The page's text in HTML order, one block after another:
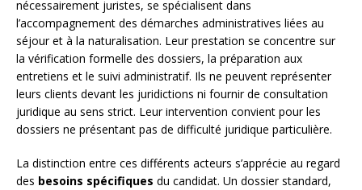
nécessairement juristes, se spécialisent dans
l’accompagnement des démarches administratives liées au
séjour et à la naturalisation. Leur prestation se concentre sur
la vérification formelle des dossiers, la préparation aux
entretiens et le suivi administratif. Ils ne peuvent représenter
leurs clients devant les juridictions ni fournir de consultation
juridique au sens strict. Leur intervention convient pour les
dossiers ne présentant pas de difficulté juridique particulière.
La distinction entre ces différents acteurs s’apprécie au regard
des besoins spécifiques du candidat. Un dossier standard,